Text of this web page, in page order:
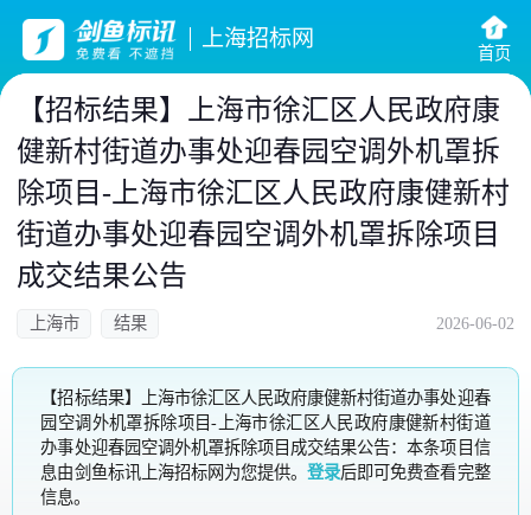
上海招标网
首页
【招标结果】上海市徐汇区人民政府康
健新村街道办事处迎春园空调外机罩拆
除项目-上海市徐汇区人民政府康健新村
街道办事处迎春园空调外机罩拆除项目
成交结果公告
上海市 结果 2026-06-02
【招标结果】上海市徐汇区人民政府康健新村街道办事处迎春
园空调外机罩拆除项目-上海市徐汇区人民政府康健新村街道
办事处迎春园空调外机罩拆除项目成交结果公告：本条项目信
息由剑鱼标讯上海招标网为您提供。登录后即可免费查看完整
信息。